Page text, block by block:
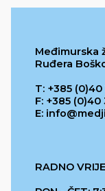
Međimurska
Ruđera
T: +385 (0)40
F: +385 (0)40
E:
RADNO